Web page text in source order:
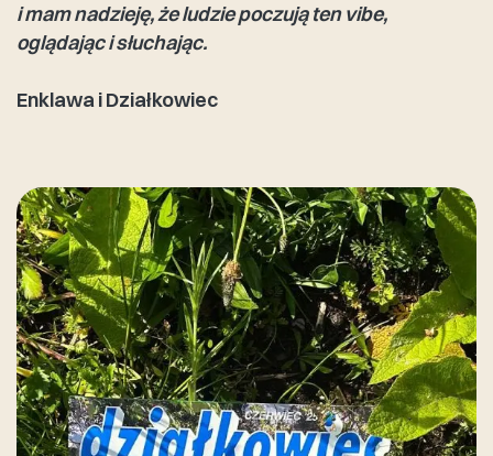
i mam nadzieję, że ludzie poczują ten vibe,
oglądając i słuchając.
Enklawa i Działkowiec